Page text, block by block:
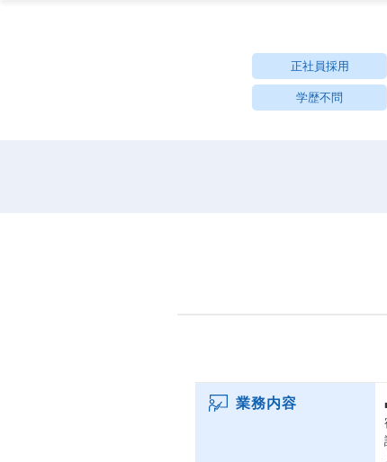
正社員採用
学歴不問
業務内容